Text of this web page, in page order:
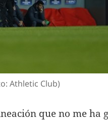
Athletic Club)
que no me ha